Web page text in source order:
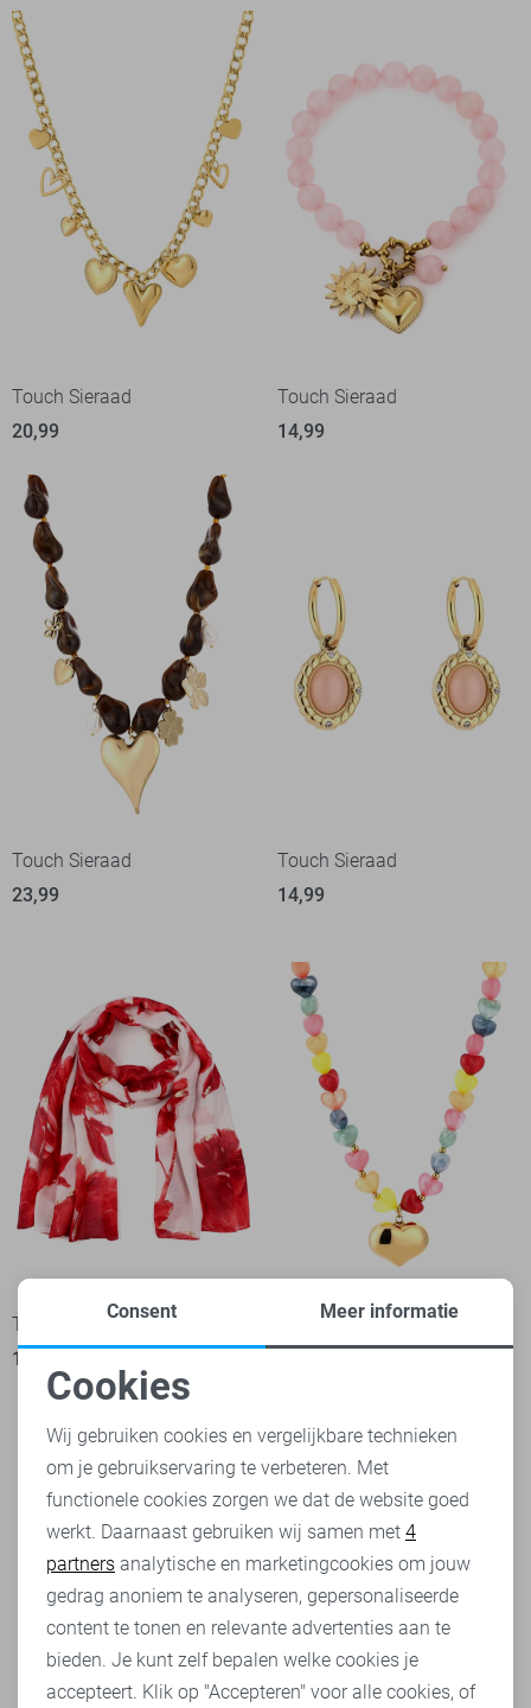
Touch Sieraad
20,99
Touch Sieraad
14,99
Touch Sieraad
23,99
Touch Sieraad
14,99
Touch Sjaal
11,99
Touch Sieraad
Noodzakelijke cookies
Personalisatie cookies
Analytische cookies
Marketing cookies
Consent Meer informatie
Cookies
Wij gebruiken cookies en vergelijkbare technieken
om je gebruikservaring te verbeteren. Met
functionele cookies zorgen we dat de website goed
werkt. Daarnaast gebruiken wij samen met 4
partners analytische en marketingcookies om jouw
gedrag anoniem te analyseren, gepersonaliseerde
content te tonen en relevante advertenties aan te
bieden. Je kunt zelf bepalen welke cookies je
accepteert. Klik op "Accepteren" voor alle cookies, of